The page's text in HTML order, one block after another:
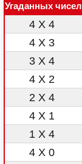
Угаданных чисел
4 X 4
4 X 3
3 X 4
4 X 2
2 X 4
4 X 1
1 X 4
4 X 0